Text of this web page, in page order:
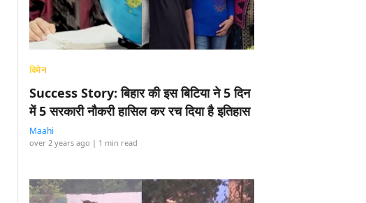
विमेन
Success Story: बिहार की इस बिटिया ने 5 दिन
में 5 सरकारी नौकरी हासिल कर रच दिया है इतिहास
Maahi
over 2 years ago | 1 min read